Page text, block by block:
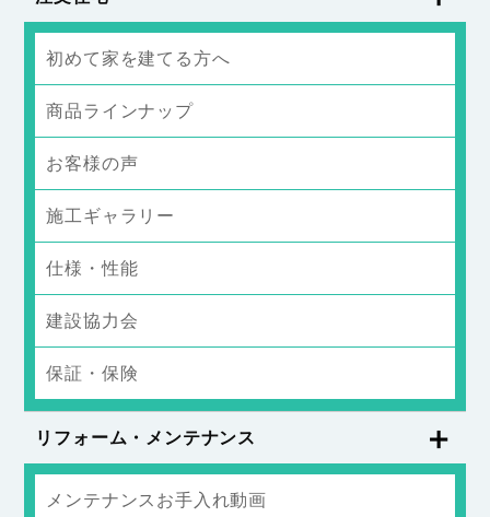
初めて家を建てる方へ
商品ラインナップ
お客様の声
施工ギャラリー
仕様・性能
建設協力会
保証・保険
リフォーム・メンテナンス
メンテナンスお手入れ動画